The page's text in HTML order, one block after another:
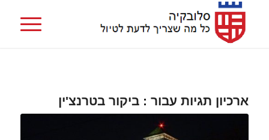
ארכיון תגיות עבור : ביקור בטרנצ'ין